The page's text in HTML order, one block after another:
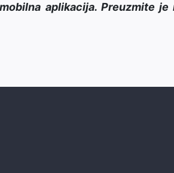
aplikacija. Preuzmite je